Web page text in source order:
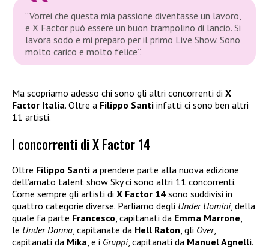
“Vorrei che questa mia passione diventasse un lavoro,
e X Factor può essere un buon trampolino di lancio. Si
lavora sodo e mi preparo per il primo Live Show. Sono
molto carico e molto felice”.
Ma scopriamo adesso chi sono gli altri concorrenti di X
Factor Italia. Oltre a Filippo Santi infatti ci sono ben altri
11 artisti.
I concorrenti di X Factor 14
Oltre Filippo Santi a prendere parte alla nuova edizione
dell’amato talent show Sky ci sono altri 11 concorrenti.
Come sempre gli artisti di X Factor 14sono suddivisi in
quattro categorie diverse. Parliamo degli Under Uomini, della
quale fa parte Francesco, capitanati da Emma Marrone,
le Under Donna, capitanate da Hell Raton, gli Over,
capitanati da Mika, e i Gruppi, capitanati da Manuel Agnelli.